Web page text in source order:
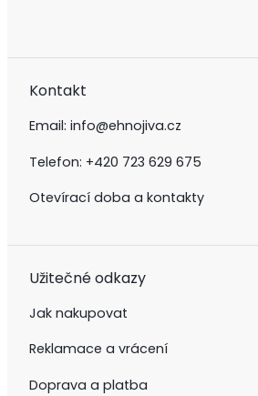
Kontakt
Email: info@ehnojiva.cz
Telefon: +420 723 629 675
Otevírací doba a kontakty
Užitečné odkazy
Jak nakupovat
Reklamace a vrácení
Doprava a platba